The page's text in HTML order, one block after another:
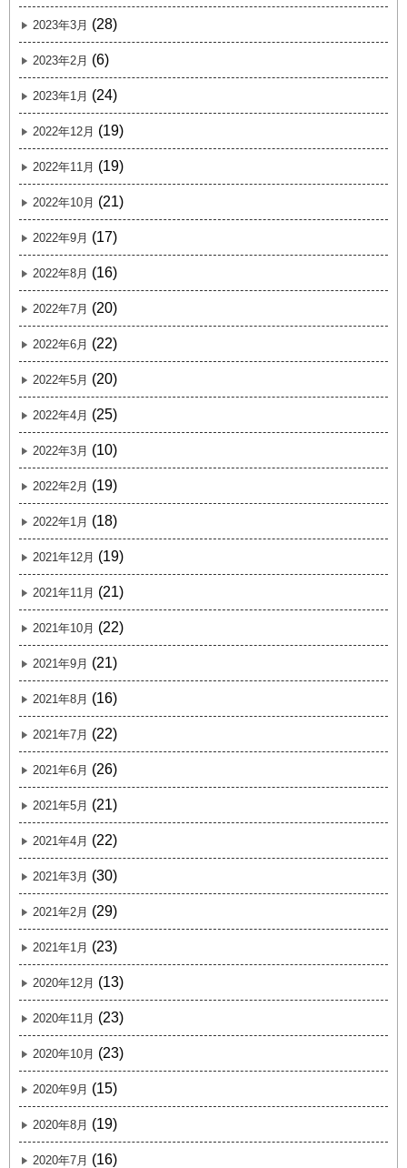
2023年3月 (28)
2023年2月 (6)
2023年1月 (24)
2022年12月 (19)
2022年11月 (19)
2022年10月 (21)
2022年9月 (17)
2022年8月 (16)
2022年7月 (20)
2022年6月 (22)
2022年5月 (20)
2022年4月 (25)
2022年3月 (10)
2022年2月 (19)
2022年1月 (18)
2021年12月 (19)
2021年11月 (21)
2021年10月 (22)
2021年9月 (21)
2021年8月 (16)
2021年7月 (22)
2021年6月 (26)
2021年5月 (21)
2021年4月 (22)
2021年3月 (30)
2021年2月 (29)
2021年1月 (23)
2020年12月 (13)
2020年11月 (23)
2020年10月 (23)
2020年9月 (15)
2020年8月 (19)
2020年7月 (16)